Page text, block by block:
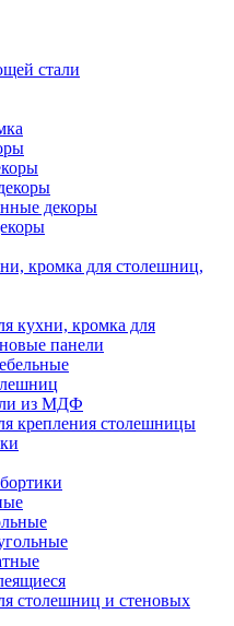
стали
декоры
кромка для столешниц,
кухни, кромка для
панели
из МДФ
крепления столешницы
столешниц и стеновых